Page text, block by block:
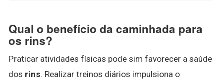
Qual o benefício da caminhada para
os rins?
Praticar atividades físicas pode sim favorecer a saúde
dos rins. Realizar treinos diários impulsiona o